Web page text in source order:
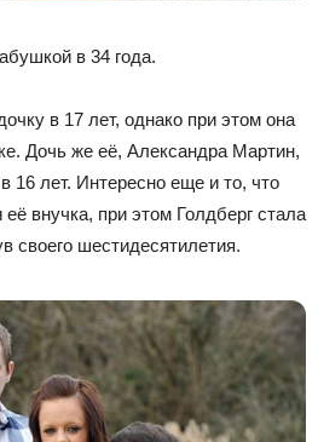
в 34 года.
в 17 лет, однако при этом она
Дочь же её, Александра Мартин,
16 лет. Интересно еще и то, что
внучка, при этом Голдберг стала
своего шестидесятилетия.